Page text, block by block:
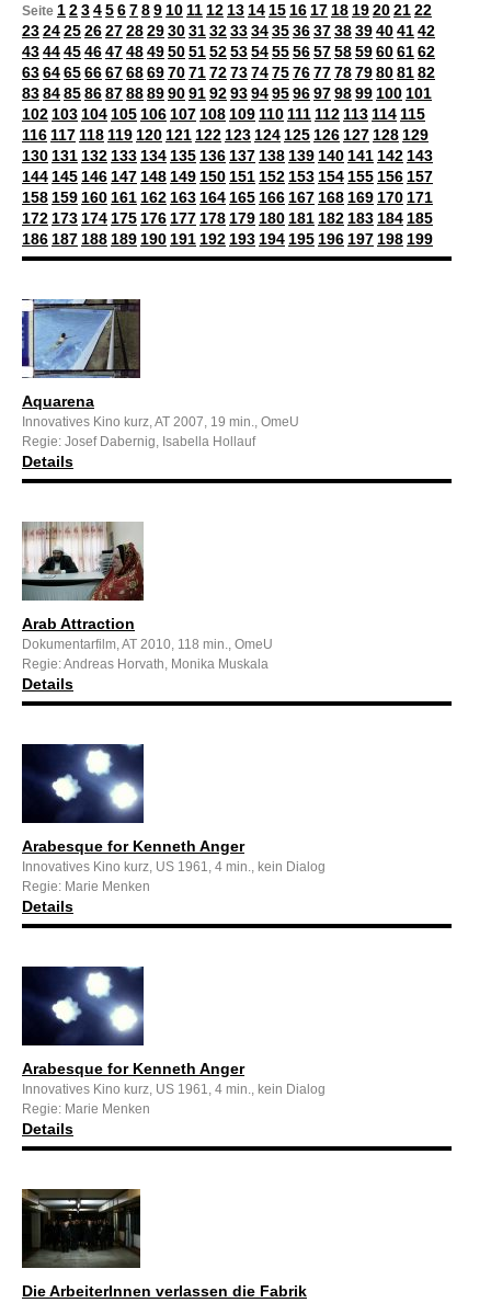
Seite 123456789 10 11 12 13 14 15 16 17 18 19202122
2324252627282930313233343536373839404142
4344454647484950515253545556575859606162
6364656667686970717273747576777879808182
8384858687888990919293949596979899 100 101
102 103 104 105 106 107 108 109 110 111 112 113 114 115
116 117 118 119 120 121 122 123 124 125 126 127 128 129
130 131 132 133 134 135 136 137 138 139 140 141 142 143
144 145 146 147 148 149 150 151 152 153 154 155 156 157
158 159 160 161 162 163 164 165 166 167 168 169 170 171
172 173 174 175 176 177 178 179 180 181 182 183 184 185
186 187 188 189 190 191 192 193 194 195 196 197 198 199
Aquarena
Innovatives Kino kurz, AT 2007, 19 min., OmeU
Regie: Josef Dabernig, Isabella Hollauf
Details
Arab Attraction
Dokumentarfilm, AT 2010, 118 min., OmeU
Regie: Andreas Horvath, Monika Muskala
Details
Arabesque for Kenneth Anger
Innovatives Kino kurz, US 1961, 4 min., kein Dialog
Regie: Marie Menken
Details
Arabesque for Kenneth Anger
Innovatives Kino kurz, US 1961, 4 min., kein Dialog
Regie: Marie Menken
Details
Die ArbeiterInnen verlassen die Fabrik